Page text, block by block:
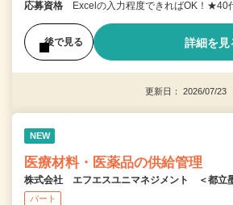
応募資格 Excelの入力程度できればOK！★40
後で見る 詳細を見
更新日： 2026/07/
NEW
医療材料・医薬品の供給管理
株式会社 エフエスユニマネジメント ＜都立
パート